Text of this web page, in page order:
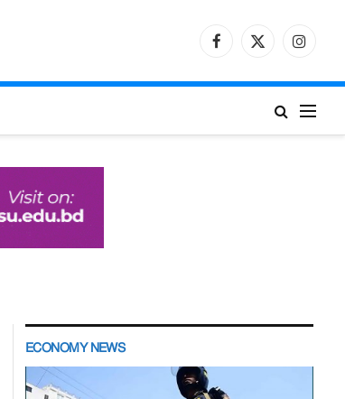
Facebook
X
ECONOMY NEWS